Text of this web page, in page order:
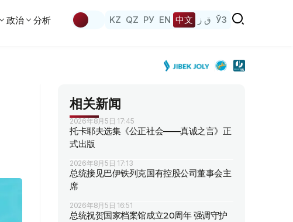
政治 分析 KZ QZ РУ EN 中文 ق ز ЎЗ
相关新闻
2026年8月5日 17:45
托卡耶夫选集《公正社会——真诚之言》正
式出版
2026年8月5日 17:13
总统接见巴伊铁列克国有控股公司董事会主
席
2026年8月5日 16:51
总统祝贺国家档案馆成立20周年 强调守护